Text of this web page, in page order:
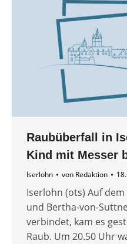
Raubüberfall in
Kind mit Messer
Iserlohn von Redaktion
Iserlohn (ots) Auf
und Bertha-von-
verbindet, kam es
Raub. Um 20.50 Uhr